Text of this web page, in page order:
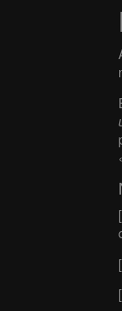
[
[
[